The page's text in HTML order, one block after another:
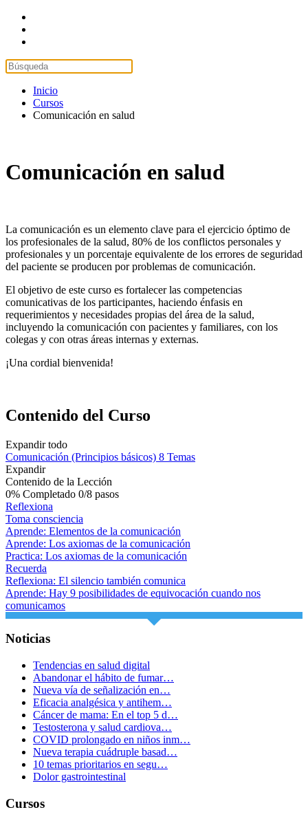
Inicio
Cursos
Comunicación en salud
Comunicación en salud
La comunicación es un elemento clave para el ejercicio óptimo de
los profesionales de la salud, 80% de los conflictos personales y
profesionales y un porcentaje equivalente de los errores de seguridad
del paciente se producen por problemas de comunicación.
El objetivo de este curso es fortalecer las competencias
comunicativas de los participantes, haciendo énfasis en
requerimientos y necesidades propias del área de la salud,
incluyendo la comunicación con pacientes y familiares, con los
colegas y con otras áreas internas y externas.
¡Una cordial bienvenida!
Contenido del Curso
Expandir todo
Comunicación (Principios básicos) 8 Temas
Expandir
Contenido de la Lección
0% Completado 0/8 pasos
Reflexiona
Toma consciencia
Aprende: Elementos de la comunicación
Aprende: Los axiomas de la comunicación
Practica: Los axiomas de la comunicación
Recuerda
Reflexiona: El silencio también comunica
Aprende: Hay 9 posibilidades de equivocación cuando nos
comunicamos
Noticias
Tendencias en salud digital
Abandonar el hábito de fumar…
Nueva vía de señalización en…
Eficacia analgésica y antihem…
Cáncer de mama: En el top 5 d…
Testosterona y salud cardiova…
COVID prolongado en niños inm…
Nueva terapia cuádruple basad…
10 temas prioritarios en segu…
Dolor gastrointestinal
Cursos